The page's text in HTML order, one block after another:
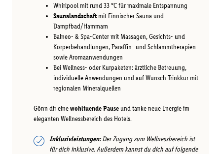
Whirlpool mit rund 33 °C für maximale Entspannung
Saunalandschaftmit Finnischer Sauna und
Dampfbad/Hammam
Balneo- & Spa-Center mit Massagen, Gesichts- und
Körperbehandlungen, Paraffin- und Schlammtherapien
sowie Aromaanwendungen
Bei Wellness- oder Kurpaketen: ärztliche Betreuung,
individuelle Anwendungen und auf Wunsch Trinkkur mit
regionalen Mineralquellen
Gönn dir einewohltuende Pause und tanke neue Energie im
eleganten Wellnessbereich des Hotels.
Inklusivleistungen:Der Zugang zum Wellnessbereich ist
für dich inklusive. Außerdem kannst du dich auf folgende